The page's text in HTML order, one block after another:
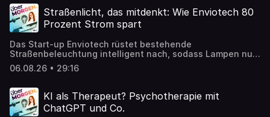
Straßenlicht, das mitdenkt: Wie Enviotech 80
Prozent Strom spart
Das Start-up Enviotech rüstet bestehende
Straßenbeleuchtung intelligent nach, sodass Lampen nur
dann heller werden, wenn Menschen, Fahrräder oder
Autos unterwegs sind. So können Kommunen Energie
sprechen Linh Pham und Adrian Rhaese darüber, wie aus
einem Fahrradunfall während der Energiekrise eine
Gründungsidee wurde, warum smarte Straßenbeleuchtung
06.08.26 • 29:16
KI als Therapeut? Psychotherapie mit
ChatGPT und Co.